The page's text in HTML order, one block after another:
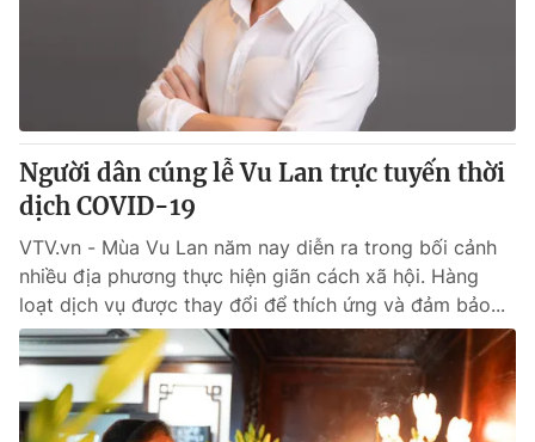
Người dân cúng lễ Vu Lan trực tuyến thời
dịch COVID-19
VTV.vn - Mùa Vu Lan năm nay diễn ra trong bối cảnh
nhiều địa phương thực hiện giãn cách xã hội. Hàng
loạt dịch vụ được thay đổi để thích ứng và đảm bảo...